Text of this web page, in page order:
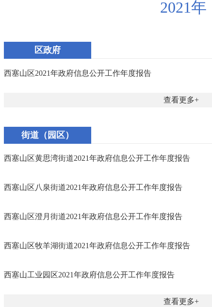
2021年
区政府
西塞山区2021年政府信息公开工作年度报告
查看更多
街道（园区）
西塞山区黄思湾街道2021年政府信息公开工作年度报告
西塞山区八泉街道2021年政府信息公开工作年度报告
西塞山区澄月街道2021年政府信息公开工作年度报告
西塞山区牧羊湖街道2021年政府信息公开工作年度报告
西塞山工业园区2021年政府信息公开工作年度报告
查看更多